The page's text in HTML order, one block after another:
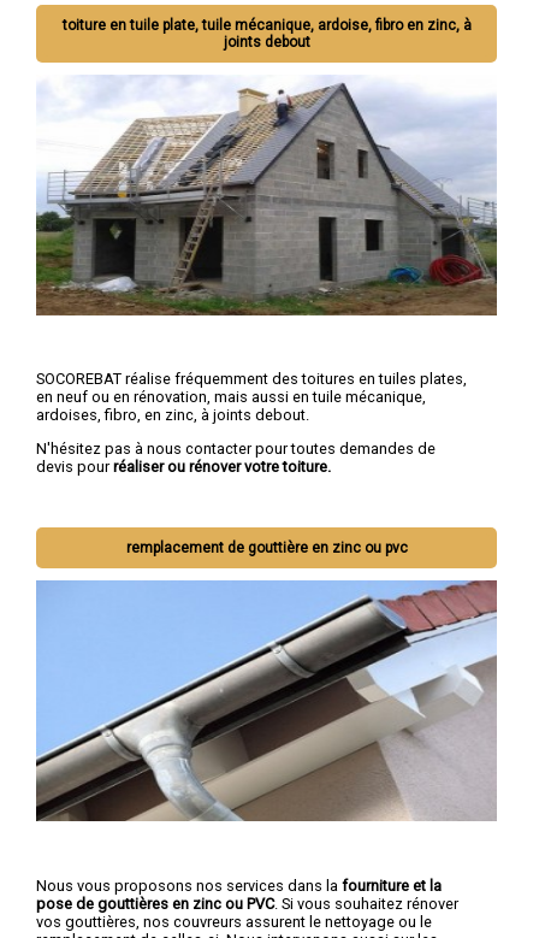
toiture en tuile plate, tuile mécanique, ardoise, fibro en zinc, à
joints debout
SOCOREBAT réalise fréquemment des toitures en tuiles plates,
en neuf ou en rénovation, mais aussi en tuile mécanique,
ardoises, fibro, en zinc, à joints debout.
N'hésitez pas à nous contacter pour toutes demandes de
devis pourréaliser ou rénover votre toiture.
remplacement de gouttière en zinc ou pvc
Nous vous proposons nos services dans la fourniture et la
pose de gouttières en zinc ou PVC. Si vous souhaitez rénover
vos gouttières, nos couvreurs assurent le nettoyage ou le